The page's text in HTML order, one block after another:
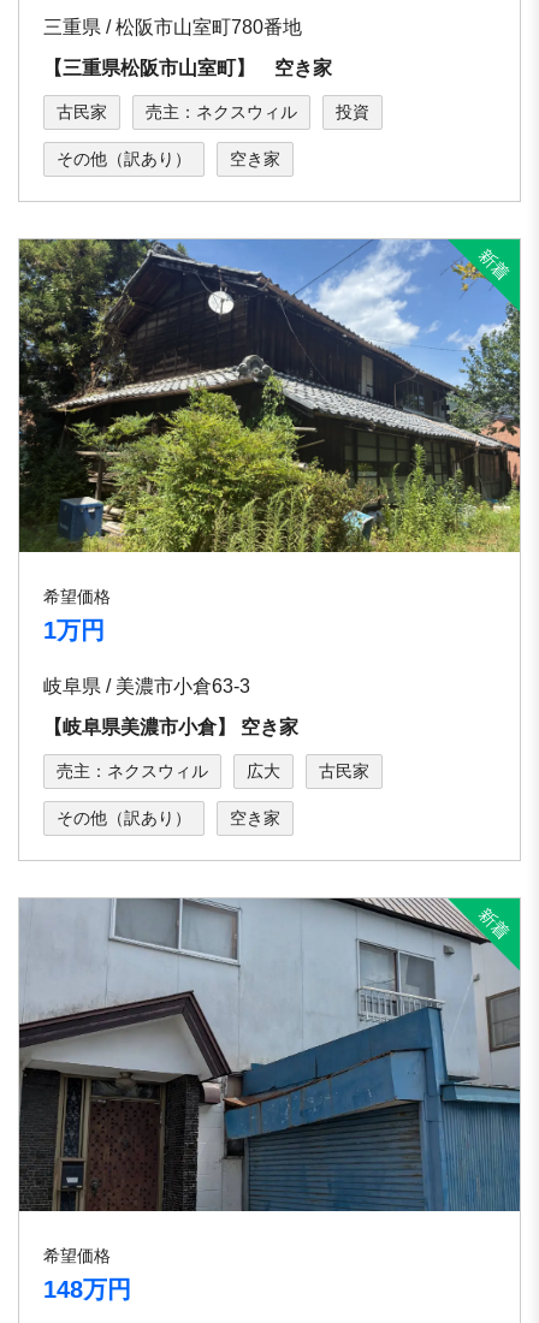
三重県 / 松阪市山室町780番地
【三重県松阪市山室町】 空き家
古民家 売主：ネクスウィル 投資
その他（訳あり） 空き家
希望価格
1万円
岐阜県 / 美濃市小倉63-3
【岐⾩県美濃市⼩倉】 空き家
売主：ネクスウィル 広大 古民家
その他（訳あり） 空き家
希望価格
148万円